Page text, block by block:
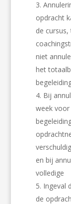
opdracht
de
niet
het
Bij
week voor
en bij
volledige
Ingeval
de